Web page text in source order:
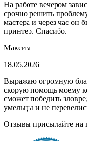
На работе вечером
срочно решить
мастера и через час он
принтер. Спасибо.
Максим
18.05.2026
Выражаю огромную
скорую помощь моему
сможет победить
умельцы и не
Отзывы присылайте на